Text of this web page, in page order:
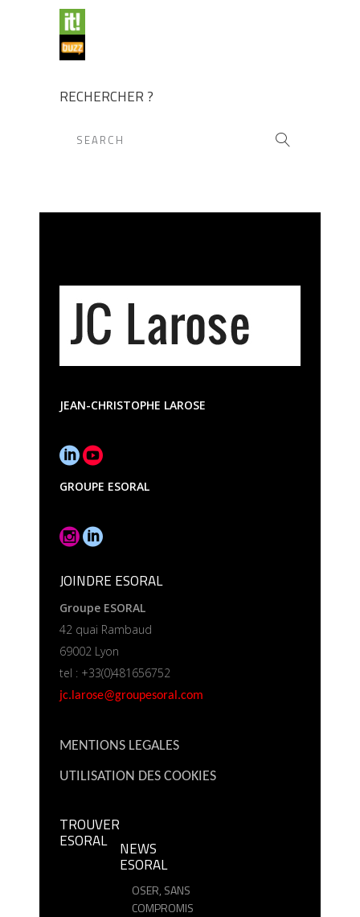
RECHERCHER ?
JEAN-CHRISTOPHE LAROSE
GROUPE ESORAL
JOINDRE ESORAL
Groupe ESORAL
42 quai Rambaud
69002 Lyon
tel : +33(0)481656752
jc.larose@groupesoral.com
MENTIONS LEGALES
UTILISATION DES COOKIES
TROUVER
ESORAL NEWS
ESORAL
OSER, SANS
COMPROMIS